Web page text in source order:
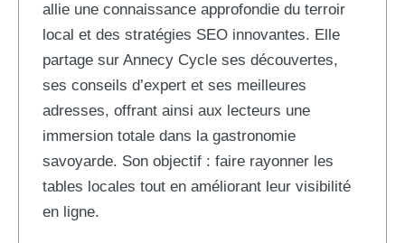
allie une connaissance approfondie du terroir
local et des stratégies SEO innovantes. Elle
partage sur Annecy Cycle ses découvertes,
ses conseils d’expert et ses meilleures
adresses, offrant ainsi aux lecteurs une
immersion totale dans la gastronomie
savoyarde. Son objectif : faire rayonner les
tables locales tout en améliorant leur visibilité
en ligne.